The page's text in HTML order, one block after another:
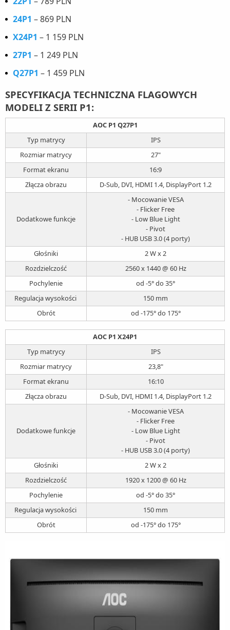
24P1 – 869 PLN
X24P1 – 1 159 PLN
27P1 – 1 249 PLN
Q27P1 – 1 459 PLN
SPECYFIKACJA TECHNICZNA FLAGOWYCH
MODELI Z SERII P1:
AOC P1 Q27P1
Typ matrycy
IPS
Rozmiar matrycy
27"
Format ekranu
16:9
Złącza obrazu
D-Sub, DVI, HDMI 1.4, DisplayPort 1.2
Dodatkowe funkcje
- Mocowanie VESA
- Flicker Free
- Low Blue Light
- Pivot
- HUB USB 3.0 (4 porty)
Głośniki
2 W x 2
Rozdzielczość
2560 x 1440 @ 60 Hz
Pochylenie
od -5° do 35°
Regulacja wysokości
150 mm
Obrót
od -175° do 175°
AOC P1 X24P1
Typ matrycy
IPS
Rozmiar matrycy
23,8"
Format ekranu
16:10
Złącza obrazu
D-Sub, DVI, HDMI 1.4, DisplayPort 1.2
Dodatkowe funkcje
- Mocowanie VESA
- Flicker Free
- Low Blue Light
- Pivot
- HUB USB 3.0 (4 porty)
Głośniki
2 W x 2
Rozdzielczość
1920 x 1200 @ 60 Hz
Pochylenie
od -5° do 35°
Regulacja wysokości
150 mm
Obrót
od -175° do 175°